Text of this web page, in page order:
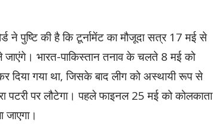
ने पुष्टि की है कि टूर्नामेंट का मौजूदा सत्र 17 मई से
जाएंगे। भारत-पाकिस्तान तनाव के चलते 8 मई को
दिया गया था, जिसके बाद लीग को अस्थायी रूप से
पटरी पर लौटेगा। पहले फाइनल 25 मई को कोलकाता